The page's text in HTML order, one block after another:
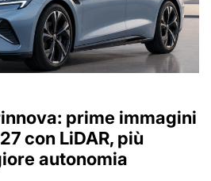
prime immagini
con LiDAR, più
autonomia